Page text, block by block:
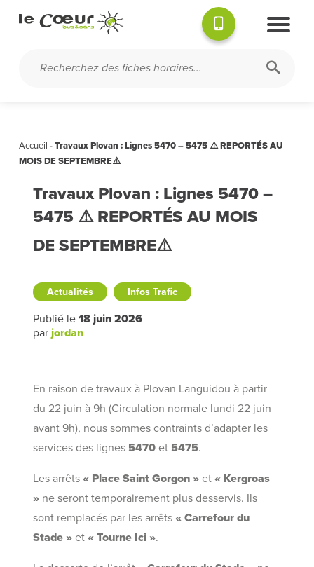
Accueil -Travaux Plovan : Lignes 5470 – 5475 ⚠️ REPORTÉS AU
MOIS DE SEPTEMBRE⚠️
Travaux Plovan : Lignes 5470 –
5475 ⚠️ REPORTÉS AU MOIS
DE SEPTEMBRE⚠️
Actualités Infos Trafic
Publié le18 juin 2026
par jordan
En raison de travaux à Plovan Languidou à partir
du 22 juin à 9h (Circulation normale lundi 22 juin
avant 9h), nous sommes contraints d’adapter les
services des lignes 5470 et 5475.
Les arrêts« Place Saint Gorgon » et« Kergroas
» ne seront temporairement plus desservis. Ils
sont remplacés par les arrêts« Carrefour du
Stade » et« Tourne Ici ».